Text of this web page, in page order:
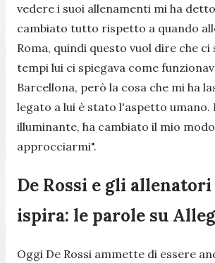
vedere i suoi allenamenti mi ha
cambiato tutto rispetto a quando
Roma, quindi questo vuol dire che ci
tempi lui ci spiegava come
Barcellona, però la cosa che mi ha
legato a lui è stato l'aspetto umano.
illuminante, ha cambiato il mio
approcciarmi".
De Rossi e gli
ispira: le parole su
Oggi De Rossi ammette di essere